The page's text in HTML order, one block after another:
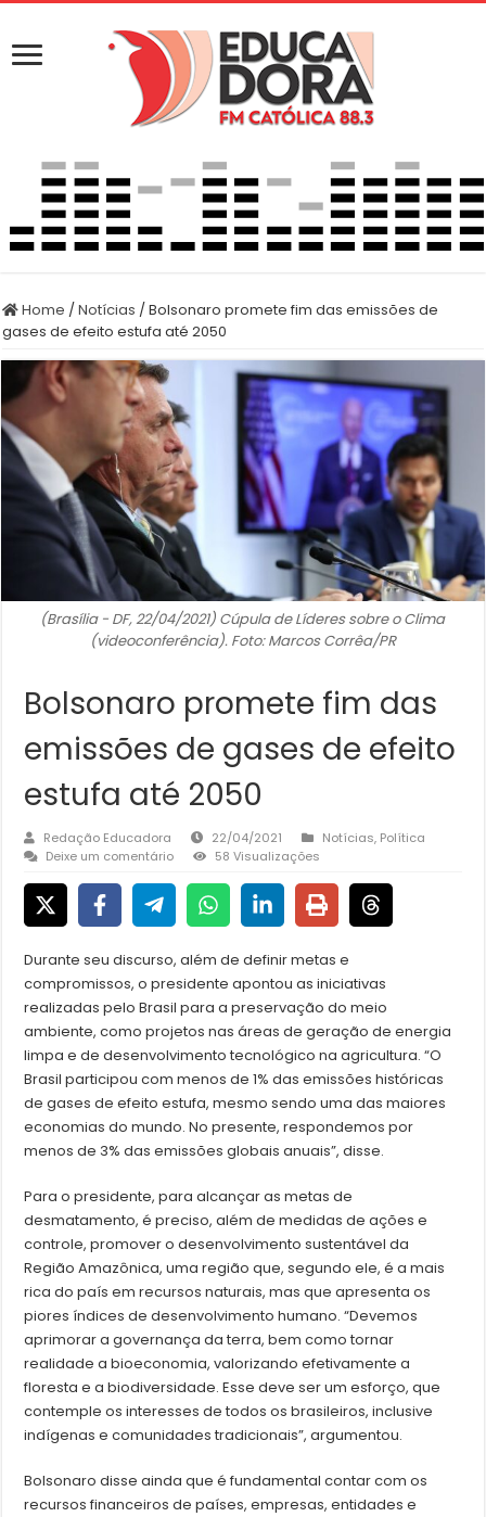
Home /Notícias /Bolsonaro promete fim das emissões de
gases de efeito estufa até 2050
(Brasília - DF, 22/04/2021) Cúpula de Líderes sobre o Clima
(videoconferência). Foto: Marcos Corrêa/PR
Bolsonaro promete fim das
emissões de gases de efeito
estufa até 2050
Redação Educadora 22/04/2021 Notícias, Política
Deixe um comentário
58 Visualizações
Durante seu discurso, além de definir metas e
compromissos, o presidente apontou as iniciativas
realizadas pelo Brasil para a preservação do meio
ambiente, como projetos nas áreas de geração de energia
limpa e de desenvolvimento tecnológico na agricultura. “O
Brasil participou com menos de 1% das emissões históricas
de gases de efeito estufa, mesmo sendo uma das maiores
economias do mundo. No presente, respondemos por
menos de 3% das emissões globais anuais”, disse.
Para o presidente, para alcançar as metas de
desmatamento, é preciso, além de medidas de ações e
controle, promover o desenvolvimento sustentável da
Região Amazônica, uma região que, segundo ele, é a mais
rica do país em recursos naturais, mas que apresenta os
piores índices de desenvolvimento humano. “Devemos
aprimorar a governança da terra, bem como tornar
realidade a bioeconomia, valorizando efetivamente a
floresta e a biodiversidade. Esse deve ser um esforço, que
contemple os interesses de todos os brasileiros, inclusive
indígenas e comunidades tradicionais”, argumentou.
Bolsonaro disse ainda que é fundamental contar com os
recursos financeiros de países, empresas, entidades e